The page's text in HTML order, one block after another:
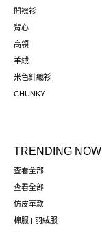
開襟衫
背心
高領
羊絨
米色針織衫
CHUNKY
TRENDING NOW
查看全部
查看全部
仿皮革款
棉服 | 羽絨服